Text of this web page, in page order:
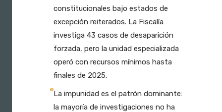
constitucionales bajo estados de
excepción reiterados. La Fiscalía
investiga 43 casos de desaparición
forzada, pero la unidad especializada
operó con recursos mínimos hasta
finales de 2025.
La impunidad es el patrón dominante:
la mayoría de investigaciones no ha